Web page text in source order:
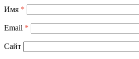
Имя *
Email *
Сайт